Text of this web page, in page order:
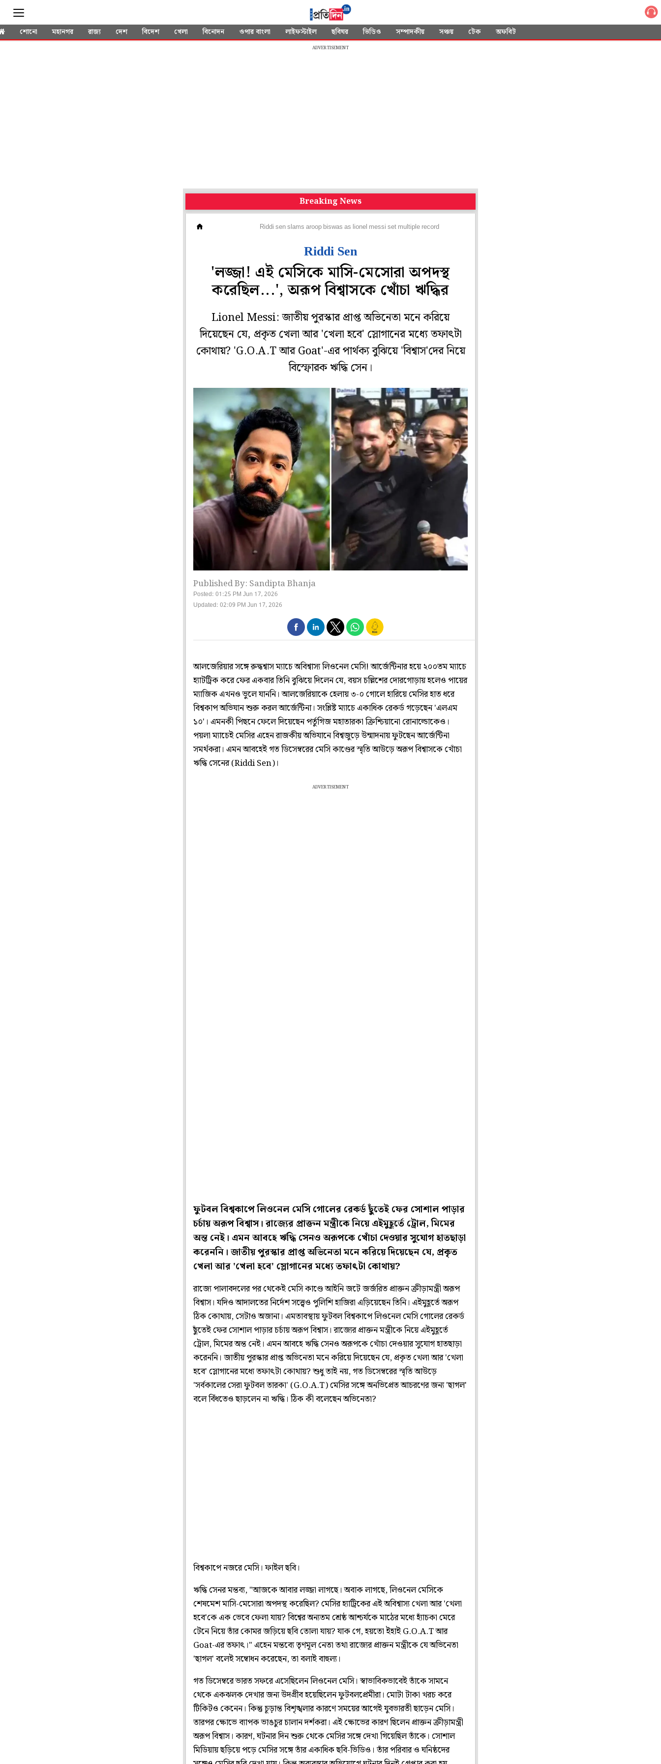
শোনো মহানগর রাজ্য দেশ বিদেশ খেলা বিনোদন ওপার বাংলা লাইফস্টাইল ছবিঘর ভিডিও সম্পাদকীয় সঞ্চয় টেক অফবিট
ADVERTISEMENT
Breaking News
Riddi sen slams aroop biswas as lionel messi set multiple record
Riddi Sen
'লজ্জা! এই মেসিকে মাসি-মেসোরা অপদস্থ
করেছিল...', অরূপ বিশ্বাসকে খোঁচা ঋদ্ধির
Lionel Messi: জাতীয় পুরস্কার প্রাপ্ত অভিনেতা মনে করিয়ে
দিয়েছেন যে, প্রকৃত খেলা আর 'খেলা হবে' স্লোগানের মধ্যে তফাৎটা
কোথায়? 'G.O.A.T আর Goat'-এর পার্থক্য বুঝিয়ে 'বিশ্বাস'দের নিয়ে
বিস্ফোরক ঋদ্ধি সেন।
Published By: Sandipta Bhanja
Posted: 01:25 PM Jun 17, 2026
Updated: 02:09 PM Jun 17, 2026
আলজেরিয়ার সঙ্গে রুদ্ধশ্বাস ম্যাচে অবিশ্বাস্য লিওনেল মেসি! আর্জেন্টিনার হয়ে ২০০তম ম্যাচে
হ্যাটট্রিক করে ফের একবার তিনি বুঝিয়ে দিলেন যে, বয়স চল্লিশের দোরগোড়ায় হলেও পায়ের
ম্যাজিক এখনও ভুলে যাননি। আলজেরিয়াকে হেলায় ৩-০ গোলে হারিয়ে মেসির হাত ধরে
বিশ্বকাপ অভিযান শুরু করল আর্জেন্টিনা। সংশ্লিষ্ট ম্যাচে একাধিক রেকর্ড গড়েছেন 'এলএম
১০'। এমনকী পিছনে ফেলে দিয়েছেন পর্তুগিজ মহাতারকা ক্রিশ্চিয়ানো রোনাল্ডোকেও।
পয়লা ম্যাচেই মেসির এহেন রাজকীয় অভিযানে বিশ্বজুড়ে উন্মাদনায় ফুটছেন আর্জেন্টিনা
সমর্থকরা। এমন আবহেই গত ডিসেম্বরের মেসি কাণ্ডের স্মৃতি আউড়ে অরূপ বিশ্বাসকে খোঁচা
ঋদ্ধি সেনের (Riddi Sen)।
ADVERTISEMENT
ফুটবল বিশ্বকাপে লিওনেল মেসি গোলের রেকর্ড ছুঁতেই ফের সোশাল পাড়ার
চর্চায় অরূপ বিশ্বাস। রাজ্যের প্রাক্তন মন্ত্রীকে নিয়ে এইমুহূর্তে ট্রোল, মিমের
অন্ত নেই। এমন আবহে ঋদ্ধি সেনও অরূপকে খোঁচা দেওয়ার সুযোগ হাতছাড়া
করেননি। জাতীয় পুরস্কার প্রাপ্ত অভিনেতা মনে করিয়ে দিয়েছেন যে, প্রকৃত
খেলা আর 'খেলা হবে' স্লোগানের মধ্যে তফাৎটা কোথায়?
রাজ্যে পালাবদলের পর থেকেই মেসি কাণ্ডে আইনি জটে জর্জরিত প্রাক্তন ক্রীড়ামন্ত্রী অরূপ
বিশ্বাস। যদিও আদালতের নির্দেশ সত্ত্বেও পুলিশি হাজিরা এড়িয়েছেন তিনি। এইমুহূর্তে অরূপ
ঠিক কোথায়, সেটাও অজানা। এমতাবস্থায় ফুটবল বিশ্বকাপে লিওনেল মেসি গোলের রেকর্ড
ছুঁতেই ফের সোশাল পাড়ার চর্চায় অরূপ বিশ্বাস। রাজ্যের প্রাক্তন মন্ত্রীকে নিয়ে এইমুহূর্তে
ট্রোল, মিমের অন্ত নেই। এমন আবহে ঋদ্ধি সেনও অরূপকে খোঁচা দেওয়ার সুযোগ হাতছাড়া
করেননি। জাতীয় পুরস্কার প্রাপ্ত অভিনেতা মনে করিয়ে দিয়েছেন যে, প্রকৃত খেলা আর 'খেলা
হবে' স্লোগানের মধ্যে তফাৎটা কোথায়? শুধু তাই নয়, গত ডিসেম্বরের স্মৃতি আউড়ে
'সর্বকালের সেরা ফুটবল তারকা' (G.O.A.T) মেসির সঙ্গে অনভিপ্রেত আচরণের জন্য 'ছাগল'
বলে বিঁধতেও ছাড়লেন না ঋদ্ধি। ঠিক কী বলেছেন অভিনেতা?
বিশ্বকাপে নজরে মেসি। ফাইল ছবি।
ঋদ্ধি সেনর মন্তব্য, "আজকে আবার লজ্জা লাগছে। অবাক লাগছে, লিওনেল মেসিকে
শেষমেশ মাসি-মেসোরা অপদস্থ করেছিল? মেসির হ্যাট্রিকের এই অবিশ্বাস্য খেলা আর 'খেলা
হবে'কে এক ভেবে ফেলা যায়? বিশ্বের অন্যতম শ্রেষ্ঠ আশ্চর্যকে মাঠের মধ্যে হ্যাঁচকা মেরে
টেনে নিয়ে তাঁর কোমর জড়িয়ে ছবি তোলা যায়? যাক গে, হয়তো ইহাই G.O.A.T আর
Goat-এর তফাৎ।" এহেন মন্তব্যে তৃণমূল নেতা তথা রাজ্যের প্রাক্তন মন্ত্রীকে যে অভিনেতা
'ছাগল' বলেই সম্বোধন করেছেন, তা বলাই বাহুল্য।
গত ডিসেম্বরে ভারত সফরে এসেছিলেন লিওনেল মেসি। স্বাভাবিকভাবেই তাঁকে সামনে
থেকে একঝলক দেখার জন্য উদগ্রীব হয়েছিলেন ফুটবলপ্রেমীরা। মোটা টাকা খরচ করে
টিকিটও কেনেন। কিন্তু চূড়়ান্ত বিশৃঙ্খলার কারণে সময়ের আগেই যুবভারতী ছাড়েন মেসি।
তারপর ক্ষোভে ব্যাপক ভাঙচুর চালান দর্শকরা। এই ক্ষোভের কারণ ছিলেন প্রাক্তন ক্রীড়ামন্ত্রী
অরূপ বিশ্বাস। কারণ, ঘটনার দিন শুরু থেকে মেসির সঙ্গে দেখা গিয়েছিল তাঁকে। সোশাল
মিডিয়ায় ছড়িয়ে পড়ে মেসির সঙ্গে তাঁর একাধিক ছবি-ভিডিও। তাঁর পরিবার ও ঘনিষ্ঠদের